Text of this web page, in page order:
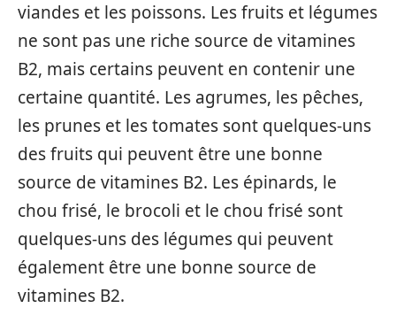
viandes et les poissons. Les fruits et légumes
ne sont pas une riche source de vitamines
B2, mais certains peuvent en contenir une
certaine quantité. Les agrumes, les pêches,
les prunes et les tomates sont quelques-uns
des fruits qui peuvent être une bonne
source de vitamines B2. Les épinards, le
chou frisé, le brocoli et le chou frisé sont
quelques-uns des légumes qui peuvent
également être une bonne source de
vitamines B2.